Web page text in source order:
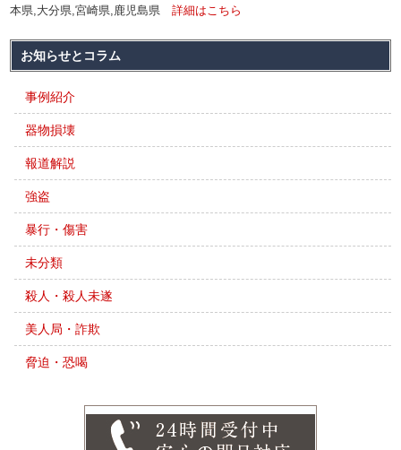
本県,大分県,宮崎県,鹿児島県詳細はこちら
お知らせとコラム
事例紹介
器物損壊
報道解説
強盗
暴行・傷害
未分類
殺人・殺人未遂
美人局・詐欺
脅迫・恐喝